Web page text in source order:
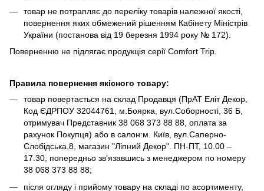
товар не потрапляє до переліку товарів належної якості,
повернення яких обмежений рішенням Кабінету Міністрів
України (постанова від 19 березня 1994 року № 172).
Поверненню не підлягає продукція серії Comfort Trip.
Правила повернення якісного товару:
товар повертається на склад Продавця (ПрАТ Еліт Декор,
Код ЄДРПОУ 32044761, м.Боярка, вул.Соборності, 36 Б,
отримувач Представник 38 068 373 88 88, оплата за
рахунок Покупця) або в салон:м. Київ, вул.Саперно-
Слобідська,8, магазин "Ліпний Декор". ПН-ПТ, 10.00 –
17.30, попередньо зв’язавшись з менеджером по номеру
38 068 373 88 88;
після огляду і прийому товару на складі по асортименту,